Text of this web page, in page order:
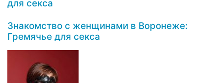
для секса
Знакомство с женщинами в Воронеже:
Гремячье для секса